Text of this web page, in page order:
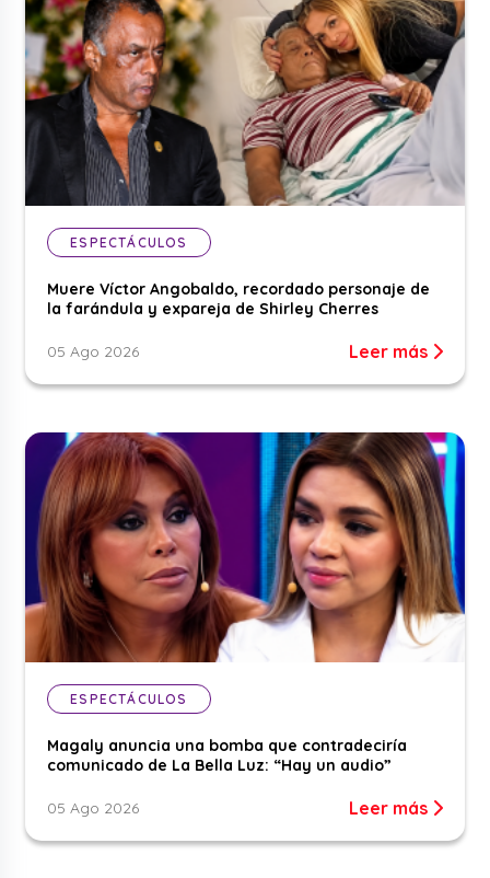
ESPECTÁCULOS
Muere Víctor Angobaldo, recordado personaje de
la farándula y expareja de Shirley Cherres
05 Ago 2026 Leer más
ESPECTÁCULOS
Magaly anuncia una bomba que contradeciría
comunicado de La Bella Luz: “Hay un audio”
05 Ago 2026 Leer más